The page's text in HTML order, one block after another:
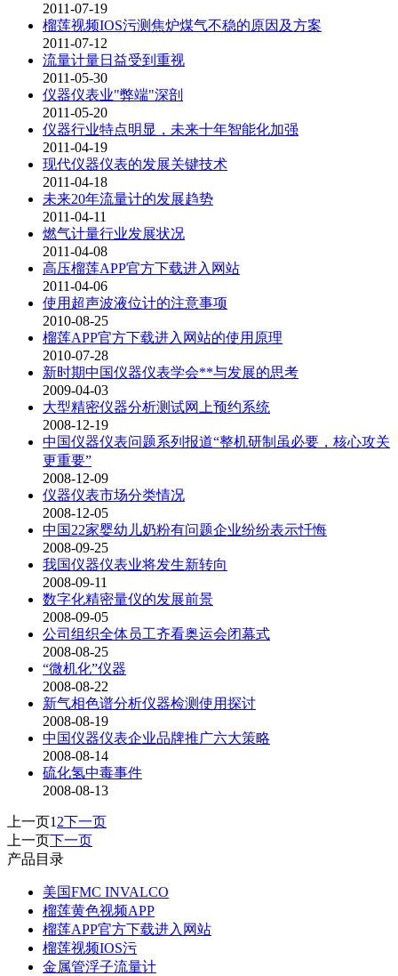
2011-07-19
榴莲视频IOS污测焦炉煤气不稳的原因及方案
2011-07-12
流量计量日益受到重视
2011-05-30
仪器仪表业"弊端"深剖
2011-05-20
仪器行业特点明显，未来十年智能化加强
2011-04-19
现代仪器仪表的发展关键技术
2011-04-18
未来20年流量计的发展趋势
2011-04-11
燃气计量行业发展状况
2011-04-08
高压榴莲APP官方下载进入网站
2011-04-06
使用超声波液位计的注意事项
2010-08-25
榴莲APP官方下载进入网站的使用原理
2010-07-28
新时期中国仪器仪表学会**与发展的思考
2009-04-03
大型精密仪器分析测试网上预约系统
2008-12-19
中国仪器仪表问题系列报道“整机研制虽必要，核心攻关
更重要”
2008-12-09
仪器仪表市场分类情况
2008-12-05
中国22家婴幼儿奶粉有问题企业纷纷表示忏悔
2008-09-25
我国仪器仪表业将发生新转向
2008-09-11
数字化精密量仪的发展前景
2008-09-05
公司组织全体员工齐看奥运会闭幕式
2008-08-25
“微机化”仪器
2008-08-22
新气相色谱分析仪器检测使用探讨
2008-08-19
中国仪器仪表企业品牌推广六大策略
2008-08-14
硫化氢中毒事件
2008-08-13
上一页1 2下一页
上一页下一页
产品目录
美国FMC INVALCO
榴莲黄色视频APP
榴莲APP官方下载进入网站
榴莲视频IOS污
金属管浮子流量计